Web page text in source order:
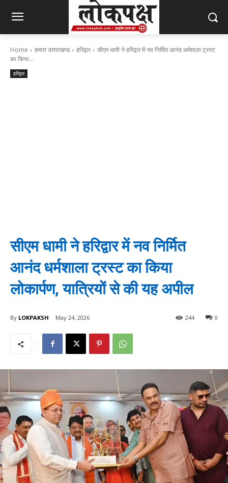
Home हमारा उत्तराखण्ड हरिद्वार
सीएम धामी ने हरिद्वार में नव निर्मित आनंद धर्मशाला ट्रस्ट
का किया...
हरिद्वार
सीएम धामी ने हरिद्वार में नव निर्मित
आनंद धर्मशाला ट्रस्ट का किया
लोकार्पण, यात्रियों से की यह अपील
By LOKPAKSH May 24, 2026 0
244